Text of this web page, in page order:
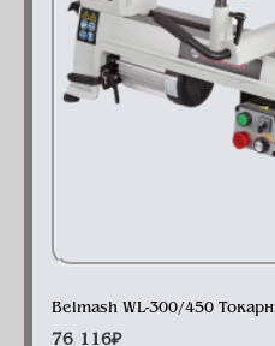
Belmash WL-300/450
76 116₽